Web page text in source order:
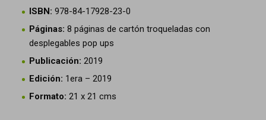
ISBN: 978-84-17928-23-0
Páginas: 8 páginas de cartón troqueladas con
desplegables pop ups
Publicación: 2019
Edición: 1era – 2019
Formato: 21 x 21 cms